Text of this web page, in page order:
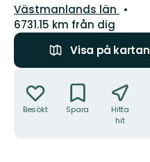
Län:
Västmanlands län
6731.15 km från dig
Visa på kartan
Besökt Spara
Hitta
hit